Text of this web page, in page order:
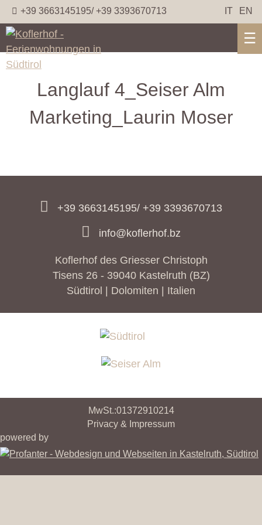
+39 3663145195/ +39 3393670713 IT EN
☰
Langlauf 4_Seiser Alm
Marketing_Laurin Moser
+39 3663145195/ +39 3393670713
info@koflerhof.bz
Koflerhof des Griesser Christoph
Tisens 26 - 39040 Kastelruth (BZ)
Südtirol | Dolomiten | Italien
MwSt.:01372910214
Privacy & Impressum
powered by